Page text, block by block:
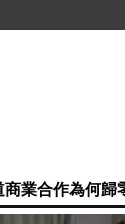
業合作為何歸